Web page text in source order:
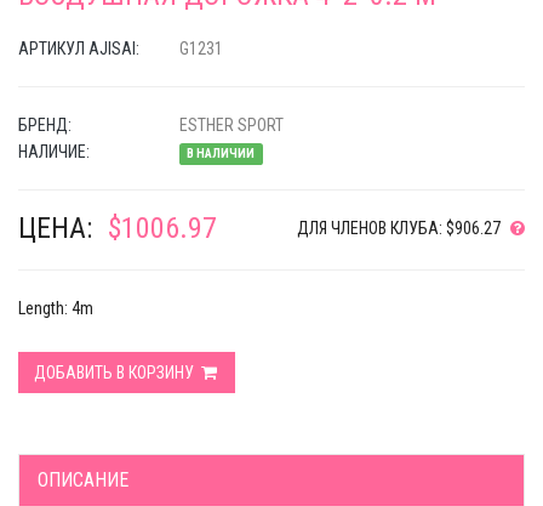
АРТИКУЛ AJISAI: G1231
БРЕНД:
ESTHER SPORT
НАЛИЧИЕ:
В НАЛИЧИИ
ЦЕНА: $1006.97 ДЛЯ ЧЛЕНОВ КЛУБА: $906.27
Length: 4m
ДОБАВИТЬ В КОРЗИНУ
ОПИСАНИЕ